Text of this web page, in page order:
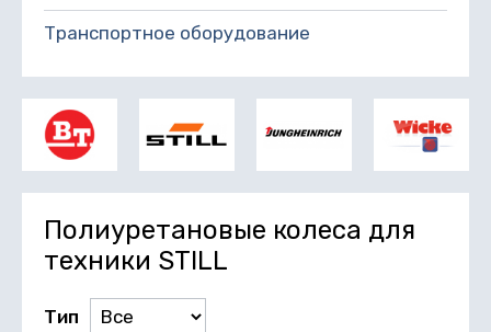
Транспортное оборудование
Полиуретановые колеса для
техники STILL
Тип